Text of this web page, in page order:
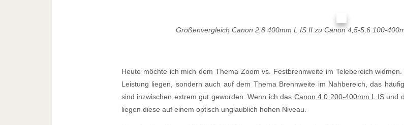
Größenvergleich Canon 2,8 400mm L IS II zu Canon 4,5-5,6 100-
Heute möchte ich mich dem Thema Zoom vs. Festbrennweite im Telebereich
Leistung liegen, sondern auch auf dem Thema Brennweite im Nahbereich, das
sind inzwischen extrem gut geworden. Wenn ich das Canon 4,0 200-400mm L ISund
liegen diese auf einem optisch unglaublich hohen Niveau.